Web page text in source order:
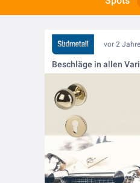
vor 2
Beschläge in allen